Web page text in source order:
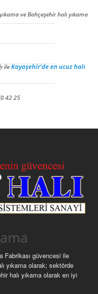
ve Bahçeşehir halı yıkama
ileKayaşehir’de en ucuz halı
42 25
Fabrikası güvencesi ile
yıkama olarak; sektörde
halı yıkama olarak en iyi